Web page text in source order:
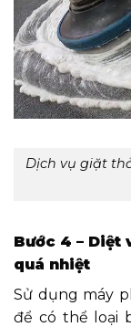
Dịch vụ giặt
Bước 4 – Diệt
quá nhiệt
Sử dụng máy
để có thể loại